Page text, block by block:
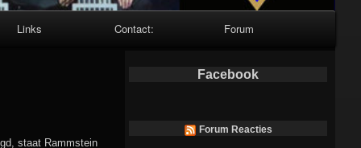
Links Contact: Forum
staat Rammstein
Facebook
Forum Reacties